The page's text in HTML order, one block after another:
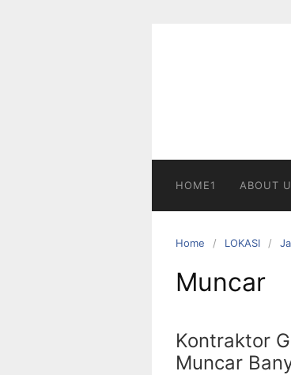
HOME1 ABOUT
Home LOKASI
Muncar
Kontraktor
Muncar